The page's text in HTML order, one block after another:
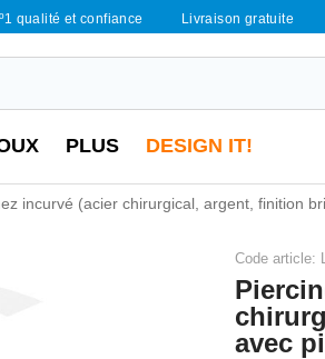
qualité et confiance Livraison gratuite
PLUS DESIGN IT!
incurvé (acier chirurgical, argent, finition
Code article:
avec